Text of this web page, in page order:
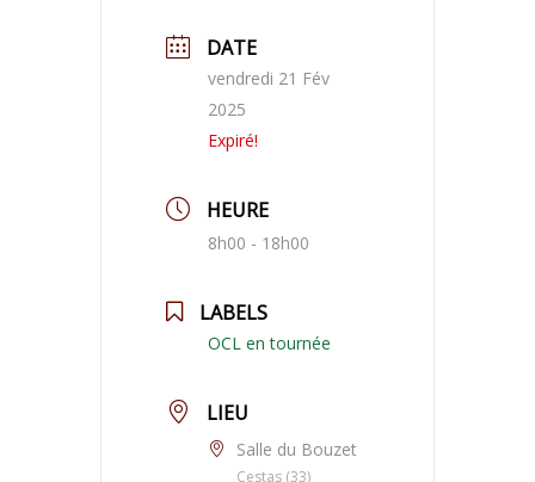
DATE
vendredi 21 Fév
2025
Expiré!
HEURE
8h00 - 18h00
LABELS
OCL en tournée
LIEU
Salle du Bouzet
Cestas (33)